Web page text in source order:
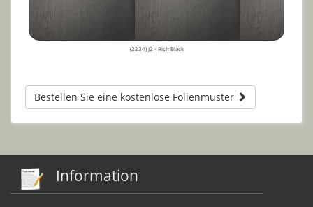
(2234) J2 - Rich Black
Bestellen Sie eine kostenlose Folienmuster
Information